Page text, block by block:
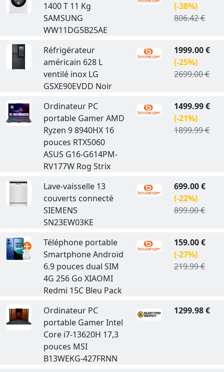
1400 T 11 Kg
SAMSUNG
WW11DG5B25AE
(-38%)
806.42 €
Réfrigérateur
américain 628 L
ventilé inox LG
GSXE90EVDD Noir
1999.00 €
(-25%)
2699.00 €
Ordinateur PC
portable Gamer AMD
Ryzen 9 8940HX 16
pouces RTX5060
ASUS G16-G614PM-
RV177W Rog Strix
1499.99 €
(-21%)
1899.99 €
Lave-vaisselle 13
couverts connecté
SIEMENS
SN23EW03KE
699.00 €
(-22%)
899.00 €
Téléphone portable
Smartphone Androïd
6.9 pouces dual SIM
4G 256 Go XIAOMI
Redmi 15C Bleu Pack
159.00 €
(-27%)
219.99 €
Ordinateur PC
portable Gamer Intel
Core i7-13620H 17,3
pouces MSI
B13WEKG-427FRNN
1299.98 €